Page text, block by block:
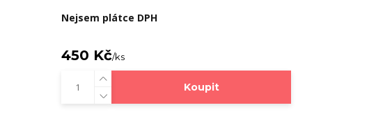
Nejsem plátce DPH
450 Kč/ks
Koupit